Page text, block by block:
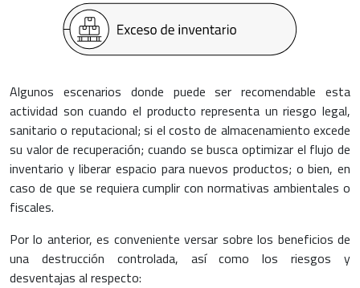
Algunos escenarios donde puede ser recomendable esta
actividad son cuando el producto representa un riesgo legal,
sanitario o reputacional; si el costo de almacenamiento excede
su valor de recuperación; cuando se busca optimizar el flujo de
inventario y liberar espacio para nuevos productos; o bien, en
caso de que se requiera cumplir con normativas ambientales o
fiscales.
Por lo anterior, es conveniente versar sobre los beneficios de
una destrucción controlada, así como los riesgos y
desventajas al respecto: